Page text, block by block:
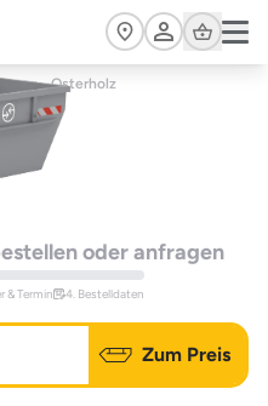
Cart
> Osterholz
oder anfragen
& Termin 4. Bestelldaten
Zum Preis